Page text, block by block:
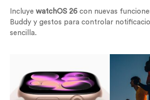
Incluye watchOS 26 con nuevas
Buddy y gestos para controlar
sencilla.